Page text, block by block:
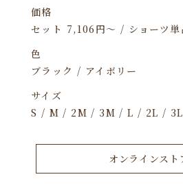
価格
セット 7,106円〜 / ショーツ
色
ブラック / アイボリー
サイズ
S / M / 2M / 3M / L / 2L / 3L
オンラインスト